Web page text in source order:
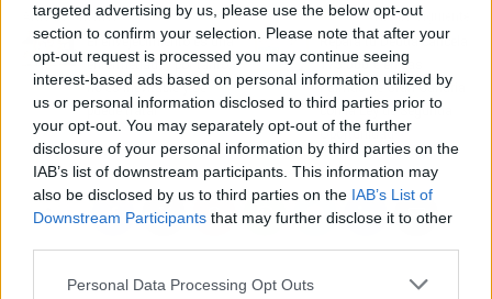
targeted advertising by us, please use the below opt-out
section to confirm your selection. Please note that after your
opt-out request is processed you may continue seeing
interest-based ads based on personal information utilized by
us or personal information disclosed to third parties prior to
your opt-out. You may separately opt-out of the further
disclosure of your personal information by third parties on the
IAB’s list of downstream participants. This information may
also be disclosed by us to third parties on the IAB’s List of
Downstream Participants that may further disclose it to other
Personal Data Processing Opt Outs
Artículo anterior
El envejecimiento es una
enfermedad, y por tanto,
no es inevitable y se
puede tratar
Artículo siguiente
Repara tu Deuda cancela
175.000 € en Las
Palmas de Gran Canaria
con la Ley de Segunda
Oportunidad